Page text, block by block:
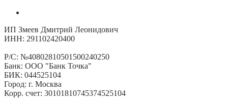
ИП Змеев Дмитрий Леонидович
ИНН: 291102420400
Р/С: №40802810501500240250
Банк: ООО "Банк Точка"
БИК: 044525104
Город: г. Москва
Корр. счет: 30101810745374525104